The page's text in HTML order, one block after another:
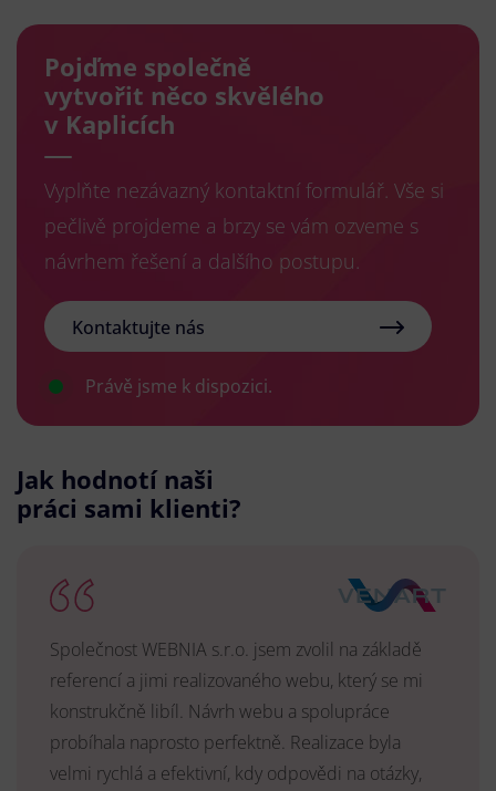
Pojďme společně
vytvořit něco skvělého
v Kaplicích
Vyplňte nezávazný kontaktní formulář. Vše si
pečlivě projdeme a brzy se vám ozveme s
návrhem řešení a dalšího postupu.
Kontaktujte nás
Právě jsme k dispozici.
Jak hodnotí naši
práci sami klienti?
Společnost WEBNIA s.r.o. jsem zvolil na základě
referencí a jimi realizovaného webu, který se mi
konstrukčně libíl. Návrh webu a spolupráce
probíhala naprosto perfektně. Realizace byla
velmi rychlá a efektivní, kdy odpovědi na otázky,